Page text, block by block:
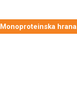
Monoproteinska hrana